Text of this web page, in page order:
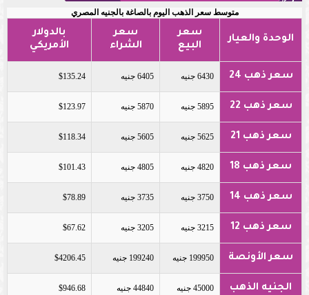
متوسط سعر الذهب اليوم بالصاغة بالجنيه المصري
الوحدة والعيار
سعر
البيع
سعر
الشراء
بالدولار
الأمريكي
سعر ذهب 24 6430 جنيه 6405 جنيه $135.24
سعر ذهب 22 5895 جنيه 5870 جنيه $123.97
سعر ذهب 21 5625 جنيه 5605 جنيه $118.34
سعر ذهب 18 4820 جنيه 4805 جنيه $101.43
سعر ذهب 14 3750 جنيه 3735 جنيه $78.89
سعر ذهب 12 3215 جنيه 3205 جنيه $67.62
سعر الأونصة 199950 جنيه 199240 جنيه $4206.45
الجنيه الذهب 45000 جنيه 44840 جنيه $946.68